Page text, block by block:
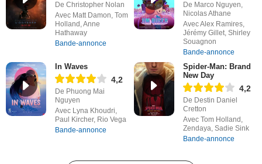
De Christopher Nolan
Avec Matt Damon, Tom
Holland, Anne
Hathaway
Bande-annonce
De Marco Nguyen,
Nicolas Athane
Avec Alex Ramires,
Jérémy Gillet, Shirley
Souagnon
Bande-annonce
In Waves
4,2
De Phuong Mai
Nguyen
Avec Lyna Khoudri,
Paul Kircher, Rio Vega
Bande-annonce
Spider-Man: Brand
New Day
4,2
De Destin Daniel
Cretton
Avec Tom Holland,
Zendaya, Sadie Sink
Bande-annonce